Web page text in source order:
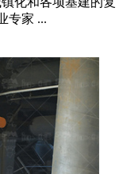
专家 ...